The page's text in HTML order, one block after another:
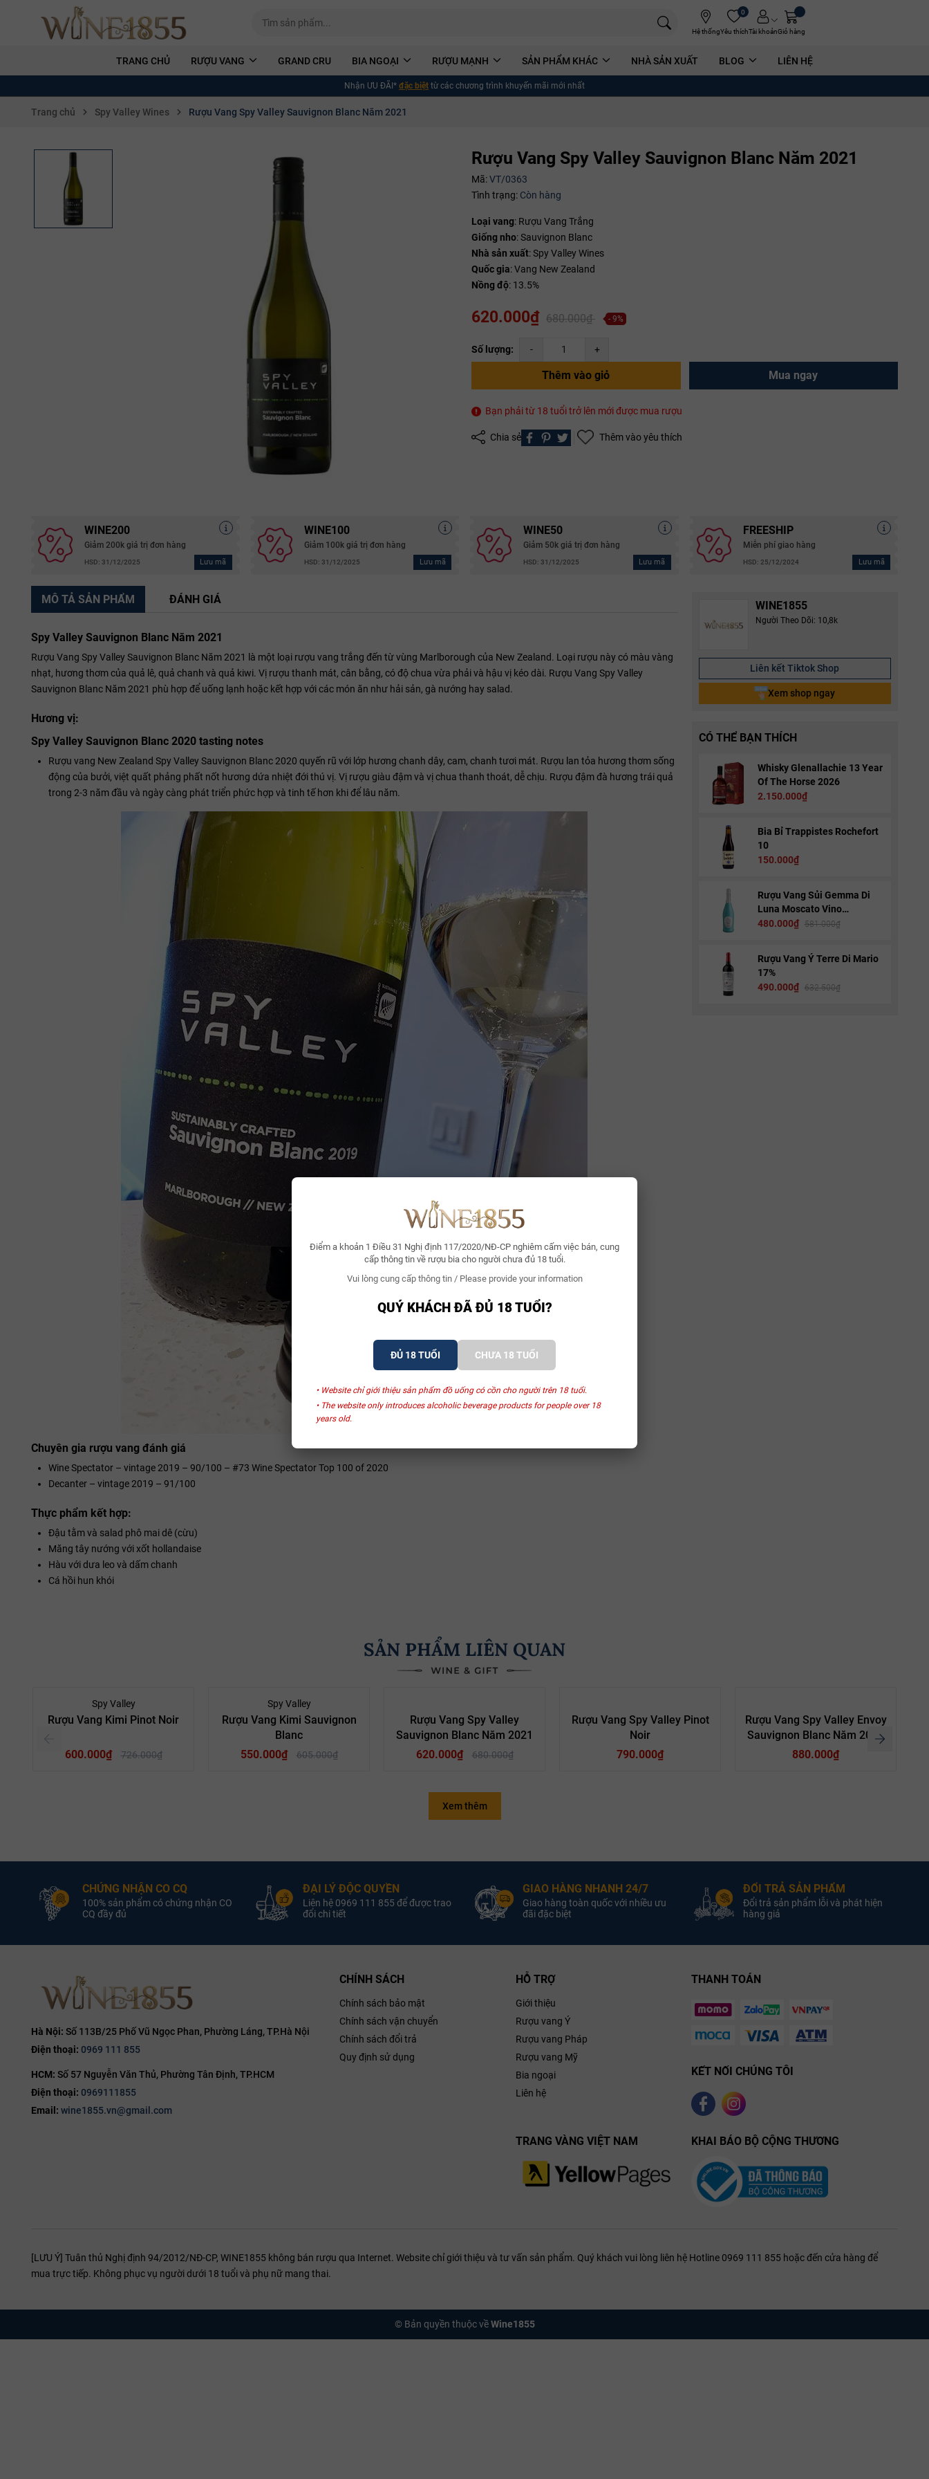
Điểm a khoản 1 Điều 31 Nghị định 117/2020/NĐ-CP nghiêm cấm việc bán, cung
cấp thông tin về rượu bia cho người chưa đủ 18 tuổi.
Vui lòng cung cấp thông tin / Please provide your information
QUÝ KHÁCH ĐÃ ĐỦ 18 TUỔI?
ĐỦ 18 TUỔI CHƯA 18 TUỔI
• Website chỉ giới thiệu sản phẩm đồ uống có cồn cho người trên 18 tuổi.
• The website only introduces alcoholic beverage products for people over 18
years old.
Hệ thống
0
Yêu thíchTài khoảnGiỏ hàng
TRANG CHỦ RƯỢU VANG GRAND CRU BIA NGOẠI RƯỢU MẠNH SẢN PHẨM KHÁC NHÀ SẢN XUẤT BLOG LIÊN HỆ
Nhận ƯU ĐÃI* đặc biệt từ các chương trình khuyến mãi mới nhất
Trang chủ Spy Valley Wines Rượu Vang Spy Valley Sauvignon Blanc Năm 2021
Rượu Vang Spy Valley Sauvignon Blanc Năm 2021
Mã:VT/0363
Tình trạng: Còn hàng
Loại vang: Rượu Vang Trắng
Giống nho: Sauvignon Blanc
Nhà sản xuất: Spy Valley Wines
Quốc gia: Vang New Zealand
Nồng độ: 13.5%
620.000₫ 680.000₫ - 9%
Số lượng: - +
Thêm vào giỏ Mua ngay
Bạn phải từ 18 tuổi trở lên mới được mua rượu
Chia sẻ Thêm vào yêu thích
WINE200
Giảm 200k giá trị đơn hàng
HSD: 31/12/2025 Lưu mã
WINE100
Giảm 100k giá trị đơn hàng
HSD: 31/12/2025 Lưu mã
WINE50
Giảm 50k giá trị đơn hàng
HSD: 31/12/2025 Lưu mã
FREESHIP
Miễn phí giao hàng
HSD: 25/12/2024 Lưu mã
Ngày hết hạn:
Copy mã và nhập mã ở trang THANH TOÁN bạn nhé!
WINE1855
Người Theo Dõi: 10,8k
Liên kết Tiktok Shop
Xem shop ngay
CÓ THỂ BẠN THÍCH
Whisky Glenallachie 13 Year
Of The Horse 2026
2.150.000₫
Bia Bỉ Trappistes Rochefort
10
150.000₫
Rượu Vang Sủi Gemma Di
Luna Moscato Vino
Spumante
480.000₫ 581.000₫
Rượu Vang Ý Terre Di Mario
17%
490.000₫
632.500₫
MÔ TẢ SẢN PHẨM ĐÁNH GIÁ
Spy Valley Sauvignon Blanc Năm 2021
Rượu Vang Spy Valley Sauvignon Blanc Năm 2021 là một loại rượu vang trắng đến từ vùng Marlborough của New Zealand. Loại rượu này có màu vàng
nhạt, hương thơm của quả lê, quả chanh và quả kiwi. Vị rượu thanh mát, cân bằng, có độ chua vừa phải và hậu vị kéo dài. Rượu Vang Spy Valley
Sauvignon Blanc Năm 2021 phù hợp để uống lạnh hoặc kết hợp với các món ăn như hải sản, gà nướng hay salad.
Hương vị:
Spy Valley Sauvignon Blanc 2020 tasting notes
Rượu vang New Zealand Spy Valley Sauvignon Blanc 2020 quyến rũ với lớp hương chanh dây, cam, chanh tươi mát. Rượu lan tỏa hương thơm sống
động của bưởi, việt quất phảng phất nốt hương dứa nhiệt đới thú vị. Vị rượu giàu đậm và vị chua thanh thoát, dễ chịu. Rượu đậm đà hương trái quả
trong 2-3 năm đầu và ngày càng phát triển phức hợp và tinh tế hơn khi để lâu năm.
Chuyên gia rượu vang đánh giá
Wine Spectator – vintage 2019 – 90/100 – #73 Wine Spectator Top 100 of 2020
Decanter – vintage 2019 – 91/100
Thực phẩm kết hợp:
Đậu tằm và salad phô mai dê (cừu)
Măng tây nướng với xốt hollandaise
Hàu với dưa leo và dấm chanh
Cá hồi hun khói
SẢN PHẨM LIÊN QUAN
Spy Valley
Rượu Vang Kimi Pinot Noir
600.000₫ 726.000₫
Loại Vang:
Rượu Vang Đỏ
Nhà Sản Xuất:
Spy Valley
Wines
750ml
Spy Valley
Rượu Vang Kimi Sauvignon
Blanc
550.000₫
605.000₫
Loại Vang:
Rượu Vang Trắng
Nhà Sản Xuất:
Spy Valley
Wines
750ml
Blanc
Rượu Vang Spy Valley
Sauvignon Blanc Năm 2021
620.000₫
680.000₫
Quốc gia
Nồng độ
Rượu Vang Spy Valley Pinot
Noir
790.000₫
Nhà sản xuất:
Nồng độ:
Rượu Vang Spy Valley Envoy
Sauvignon Blanc Năm 2016
880.000₫
Xem thêm
CHỨNG NHẬN CO CQ
100% sản phẩm có chứng nhận CO
CQ đầy đủ
ĐẠI LÝ ĐỘC QUYỀN
Liên hệ 0969 111 855 để được trao
đổi chi tiết
GIAO HÀNG NHANH 24/7
Giao hàng toàn quốc với nhiều ưu
đãi đặc biệt
ĐỔI TRẢ SẢN PHẨM
Đổi trả sản phẩm lỗi và phát hiện
hàng giả
Hà Nội: Số 113B/25 Phố Vũ Ngọc Phan, Phường Láng, TP.Hà Nội
Điện thoại: 0969 111 855
HCM: Số 57 Nguyễn Văn Thủ, Phường Tân Định, TP.HCM
Điện thoại: 0969111855
Email: wine1855.vn@gmail.com
CHÍNH SÁCH
Chính sách bảo mật
Chính sách vận chuyển
Chính sách đổi trả
Quy định sử dụng
HỖ TRỢ
Giới thiệu
Rượu vang Ý
Rượu vang Pháp
Rượu vang Mỹ
Bia ngoại
Liên hệ
THANH TOÁN
KẾT NỐI CHÚNG TÔI
TRANG VÀNG VIỆT NAM KHAI BÁO BỘ CỘNG THƯƠNG
[LƯU Ý] Tuân thủ Nghị định 94/2012/NĐ-CP, WINE1855 không bán rượu qua Internet. Website chỉ giới thiệu và tư vấn sản phẩm. Quý khách vui lòng liên hệ Hotline 0969 111 855 hoặc đến cửa hàng để
mua trực tiếp. Không phục vụ người dưới 18 tuổi và phụ nữ mang thai.
© Bản quyền thuộc vềWine1855